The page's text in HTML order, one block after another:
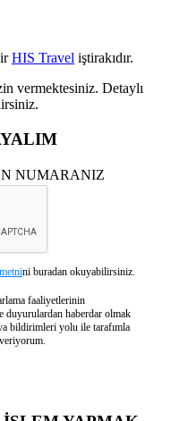
HIS Travel iştirakıdır.
vermektesiniz. Detaylı
NUMARANIZ
ni buradan okuyabilirsiniz.
faaliyetlerinin
duyurulardan haberdar olmak
bildirimleri yolu ile tarafımla